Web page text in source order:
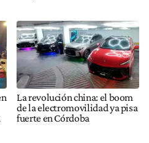
La revolución china: el boom
de la electromovilidad ya pisa
fuerte en Córdoba